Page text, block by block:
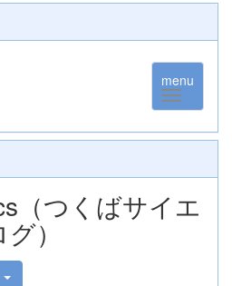
menu
（つくばサイエ
）